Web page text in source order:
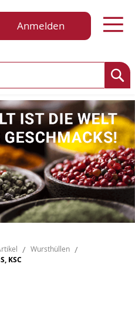
Anmelden
Suche
Wursthüllen
KSC